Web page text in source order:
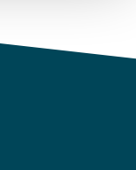
web con
y análisis